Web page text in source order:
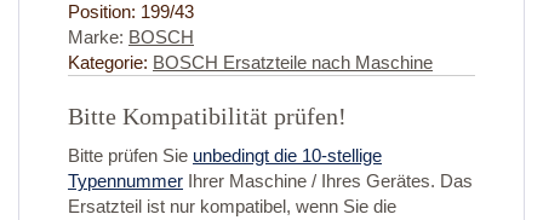
Position: 199/43
Marke: BOSCH
Kategorie: BOSCH Ersatzteile nach Maschine
Bitte Kompatibilität prüfen!
Bitte prüfen Sie unbedingt die 10-stellige
Typennummer Ihrer Maschine / Ihres Gerätes. Das
Ersatzteil ist nur kompatibel, wenn Sie die